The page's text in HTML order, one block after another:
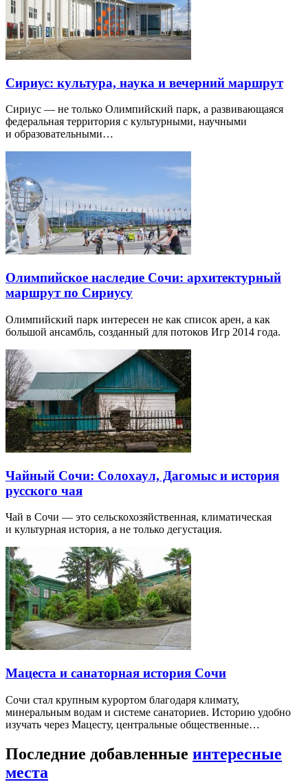
Сириус: культура, наука и вечерний маршрут
Сириус — не только Олимпийский парк, а развивающаяся
федеральная территория с культурными, научными
и образовательными…
Олимпийское наследие Сочи: архитектурный
маршрут по Сириусу
Олимпийский парк интересен не как список арен, а как
большой ансамбль, созданный для потоков Игр 2014 года.
Чайный Сочи: Солохаул, Дагомыс и история
русского чая
Чай в Сочи — это сельскохозяйственная, климатическая
и культурная история, а не только дегустация.
Мацеста и санаторная история Сочи
Сочи стал крупным курортом благодаря климату,
минеральным водам и системе санаториев. Историю удобно
изучать через Мацесту, центральные общественные…
Последние добавленные интересные
места